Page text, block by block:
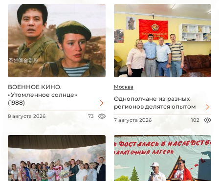
ВОЕННОЕ КИНО.
«Утомленное солнце»
(1988)
8 августа 2026 73
Москва
Однополчане из разных
регионов делятся опытом
7 августа 2026 102